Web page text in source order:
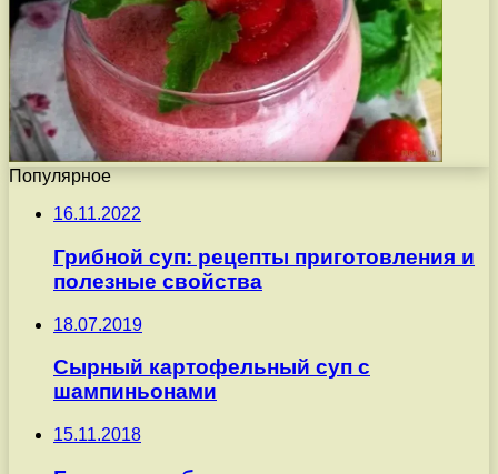
Популярное
16.11.2022
Грибной суп: рецепты приготовления и
полезные свойства
18.07.2019
Сырный картофельный суп с
шампиньонами
15.11.2018